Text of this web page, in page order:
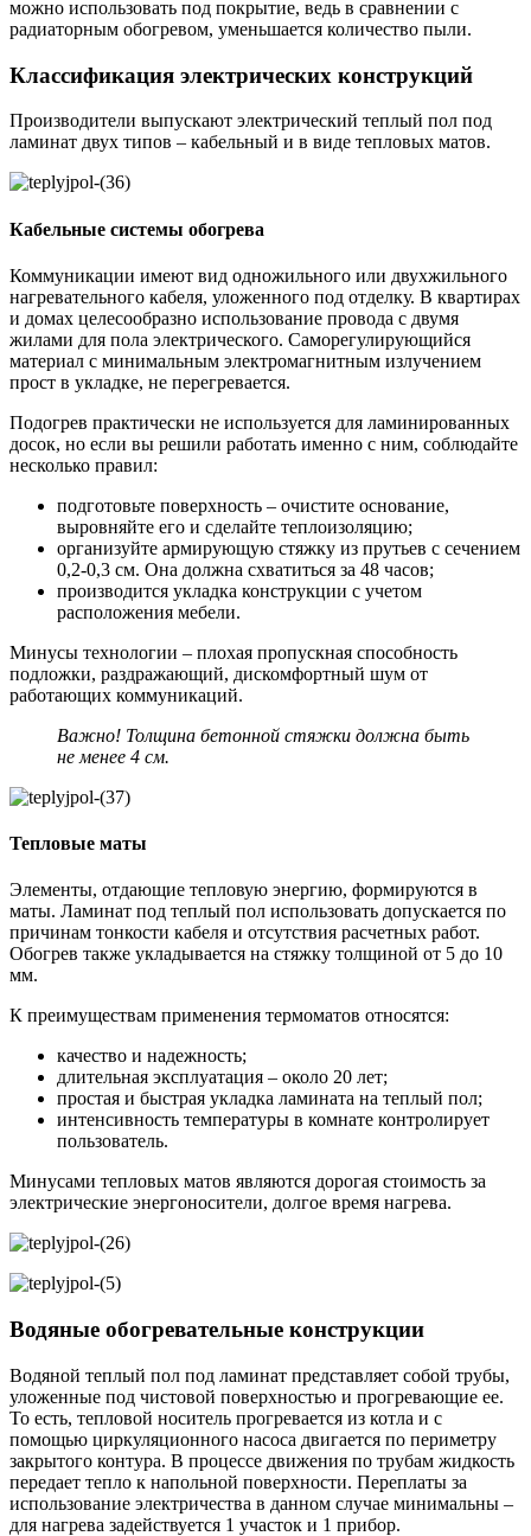
можно использовать под покрытие, ведь в сравнении с
радиаторным обогревом, уменьшается количество пыли.
Классификация электрических конструкций
Производители выпускают электрический теплый пол под
ламинат двух типов – кабельный и в виде тепловых матов.
Кабельные системы обогрева
Коммуникации имеют вид одножильного или двухжильного
нагревательного кабеля, уложенного под отделку. В квартирах
и домах целесообразно использование провода с двумя
жилами для пола электрического. Саморегулирующийся
материал с минимальным электромагнитным излучением
прост в укладке, не перегревается.
Подогрев практически не используется для ламинированных
досок, но если вы решили работать именно с ним, соблюдайте
несколько правил:
подготовьте поверхность – очистите основание,
выровняйте его и сделайте теплоизоляцию;
организуйте армирующую стяжку из прутьев с сечением
0,2-0,3 см. Она должна схватиться за 48 часов;
производится укладка конструкции с учетом
расположения мебели.
Минусы технологии – плохая пропускная способность
подложки, раздражающий, дискомфортный шум от
работающих коммуникаций.
Важно! Толщина бетонной стяжки должна быть
не менее 4 см.
Тепловые маты
Элементы, отдающие тепловую энергию, формируются в
маты. Ламинат под теплый пол использовать допускается по
причинам тонкости кабеля и отсутствия расчетных работ.
Обогрев также укладывается на стяжку толщиной от 5 до 10
мм.
К преимуществам применения термоматов относятся:
качество и надежность;
длительная эксплуатация – около 20 лет;
простая и быстрая укладка ламината на теплый пол;
интенсивность температуры в комнате контролирует
пользователь.
Минусами тепловых матов являются дорогая стоимость за
электрические энергоносители, долгое время нагрева.
Водяные обогревательные конструкции
Водяной теплый пол под ламинат представляет собой трубы,
уложенные под чистовой поверхностью и прогревающие ее.
То есть, тепловой носитель прогревается из котла и с
помощью циркуляционного насоса двигается по периметру
закрытого контура. В процессе движения по трубам жидкость
передает тепло к напольной поверхности. Переплаты за
использование электричества в данном случае минимальны –
для нагрева задействуется 1 участок и 1 прибор.